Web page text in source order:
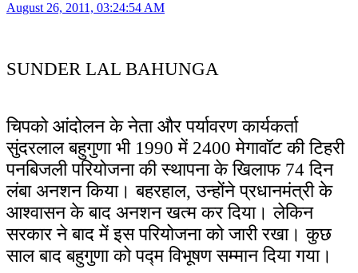
August 26, 2011, 03:24:54 AM
SUNDER LAL BAHUNGA
चिपको आंदोलन के नेता और पर्यावरण कार्यकर्ता
सुंदरलाल बहुगुणा भी 1990 में 2400 मेगावॉट की टिहरी
पनबिजली परियोजना की स्थापना के खिलाफ 74 दिन
लंबा अनशन किया। बहरहाल, उन्होंने प्रधानमंत्री के
आश्वासन के बाद अनशन खत्म कर दिया। लेकिन
सरकार ने बाद में इस परियोजना को जारी रखा। कुछ
साल बाद बहुगुणा को पद्म विभूषण सम्मान दिया गया।